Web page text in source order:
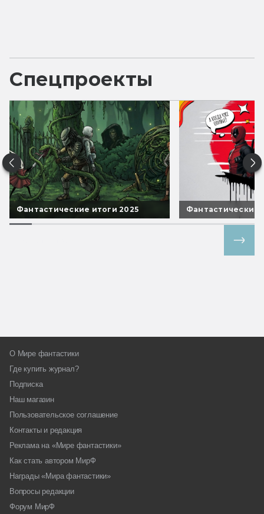
Спецпроекты
Фантастические итоги 2025 Фантастические
О Мире фантастики
Где купить журнал?
Подписка
Наш магазин
Пользовательское соглашение
Контакты и редакция
Реклама на «Мире фантастики»
Как стать автором МирФ
Награды «Мира фантастики»
Вопросы редакции
Форум МирФ